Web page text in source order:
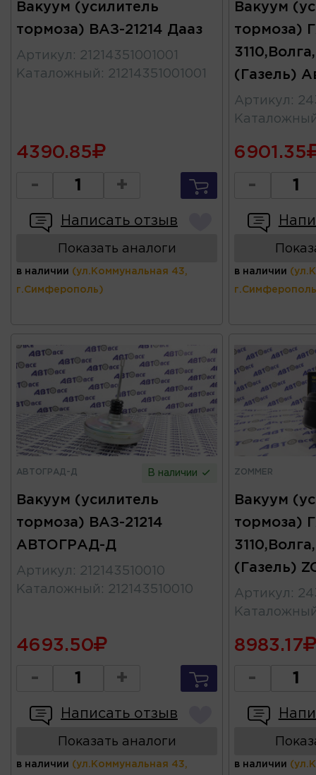
Вакуум (усилитель
тормоза) ВАЗ-21214 Дааз
Артикул : 21214351001001
Каталожный : 21214351001001
4390.85
- +
Написать отзыв
Показать аналоги
в наличии (ул.Коммунальная 43,
г.Симферополь)
Вакуум
тормоза)
(Газель)
Артикул :
6901.35
-
в наличии
АВТОГРАД-Д В наличии
Вакуум (усилитель
тормоза) ВАЗ-21214
АВТОГРАД-Д
Артикул : 212143510010
Каталожный : 212143510010
4693.50
- +
Написать отзыв
Показать аналоги
в наличии (ул.Коммунальная 43,
ZOMMER
Вакуум
тормоза)
(Газель)
Артикул :
8983.17
-
в наличии